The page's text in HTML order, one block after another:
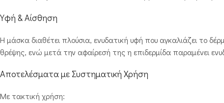
Υφή & Αίσθηση
Η μάσκα διαθέτει πλούσια, ενυδατική υφή που αγκαλιάζει το
θρέψης, ενώ μετά την αφαίρεσή της η επιδερμίδα παραμένει
Αποτελέσματα με Συστηματική Χρήση
Με τακτική χρήση: